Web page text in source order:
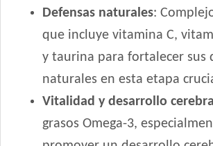
Defensas naturales:
que incluye vitamina C,
y taurina para fortalecer sus
naturales en esta etapa
Vitalidad y desarrollo
grasos Omega-3,